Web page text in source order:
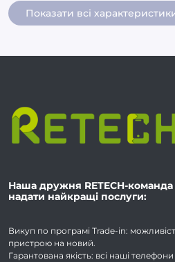
Показати всі
Наша дружня RETECH-команда
надати найкращі послуги:
Викуп по програмі Trade-in:
пристрою на новий.
Гарантована якість: всі наші